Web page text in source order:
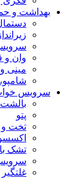
بهداشت و
وان و
مینی
سرویس
بالشت
پتو
تخت و
تشک
غلتگیر